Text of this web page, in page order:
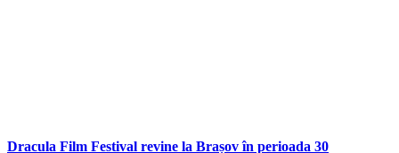
Dracula Film Festival revine la Brașov în perioada 30